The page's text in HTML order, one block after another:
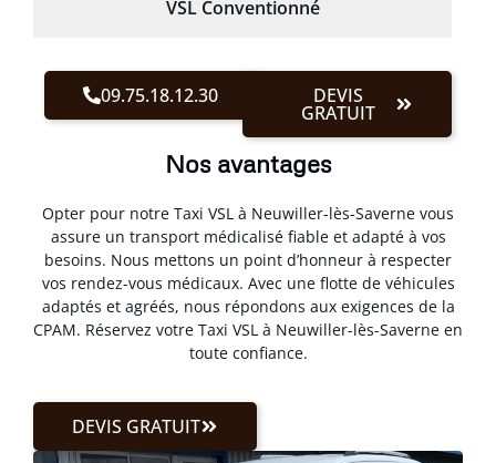
VSL Conventionné
09.75.18.12.30 DEVIS
GRATUIT
Nos avantages
Opter pour notre Taxi VSL à Neuwiller-lès-Saverne vous
assure un transport médicalisé fiable et adapté à vos
besoins. Nous mettons un point d’honneur à respecter
vos rendez-vous médicaux. Avec une flotte de véhicules
adaptés et agréés, nous répondons aux exigences de la
CPAM. Réservez votre Taxi VSL à Neuwiller-lès-Saverne en
toute confiance.
DEVIS GRATUIT